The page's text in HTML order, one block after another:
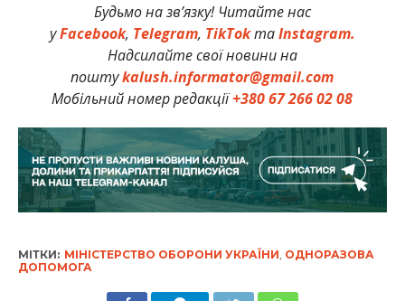
Будьмо на зв’язку! Читайте нас
уFacebook, Telegram, TikTokтаInstagram.
Надсилайте свої новини на
поштуkalush.informator@gmail.com
Мобільний номер редакції+380 67 266 02 08
МІТКИ: МІНІСТЕРСТВО ОБОРОНИ УКРАЇНИ ОДНОРАЗОВА
ДОПОМОГА